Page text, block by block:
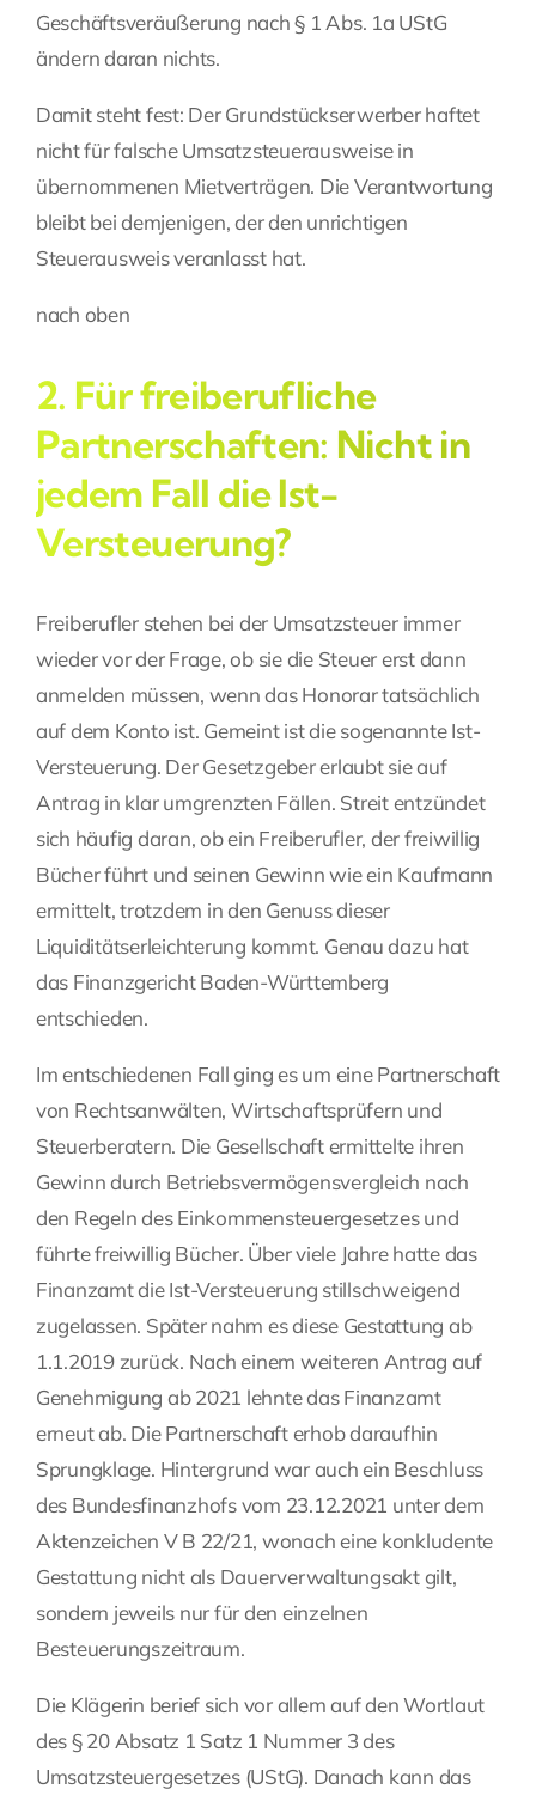
Geschäftsveräußerung nach § 1 Abs. 1a UStG
ändern daran nichts.
Damit steht fest: Der Grundstückserwerber haftet
nicht für falsche Umsatzsteuerausweise in
übernommenen Mietverträgen. Die Verantwortung
bleibt bei demjenigen, der den unrichtigen
Steuerausweis veranlasst hat.
nach oben
2. Für freiberufliche
Partnerschaften: Nicht in
jedem Fall die Ist-
Versteuerung?
Freiberufler stehen bei der Umsatzsteuer immer
wieder vor der Frage, ob sie die Steuer erst dann
anmelden müssen, wenn das Honorar tatsächlich
auf dem Konto ist. Gemeint ist die sogenannte Ist-
Versteuerung. Der Gesetzgeber erlaubt sie auf
Antrag in klar umgrenzten Fällen. Streit entzündet
sich häufig daran, ob ein Freiberufler, der freiwillig
Bücher führt und seinen Gewinn wie ein Kaufmann
ermittelt, trotzdem in den Genuss dieser
Liquiditätserleichterung kommt. Genau dazu hat
das Finanzgericht Baden-Württemberg
entschieden.
Im entschiedenen Fall ging es um eine Partnerschaft
von Rechtsanwälten, Wirtschaftsprüfern und
Steuerberatern. Die Gesellschaft ermittelte ihren
Gewinn durch Betriebsvermögensvergleich nach
den Regeln des Einkommensteuergesetzes und
führte freiwillig Bücher. Über viele Jahre hatte das
Finanzamt die Ist-Versteuerung stillschweigend
zugelassen. Später nahm es diese Gestattung ab
1.1.2019 zurück. Nach einem weiteren Antrag auf
Genehmigung ab 2021 lehnte das Finanzamt
erneut ab. Die Partnerschaft erhob daraufhin
Sprungklage. Hintergrund war auch ein Beschluss
des Bundesfinanzhofs vom 23.12.2021 unter dem
Aktenzeichen V B 22/21, wonach eine konkludente
Gestattung nicht als Dauerverwaltungsakt gilt,
sondern jeweils nur für den einzelnen
Besteuerungszeitraum.
Die Klägerin berief sich vor allem auf den Wortlaut
des § 20 Absatz 1 Satz 1 Nummer 3 des
Umsatzsteuergesetzes (UStG). Danach kann das